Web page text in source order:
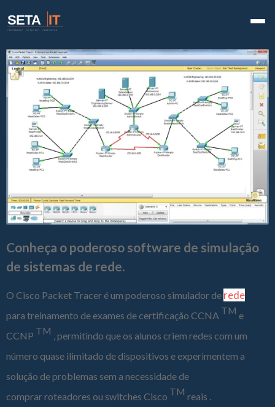
SETA IT
TECHNOLOGY · STRATEGY · INNOVATION
Conheça o poderoso software de simulação
de sistemas de rede.
O Cisco Packet Tracer é um poderoso simulador de rede
para treinamento de exames de certificação CCNA TM e
CCNP TM , permitindo que os alunos criem redes com um
número quase ilimitado de dispositivos e experimentem a
solução de problemas sem a necessidade de
comprar roteadores ou switches Cisco TM reais .